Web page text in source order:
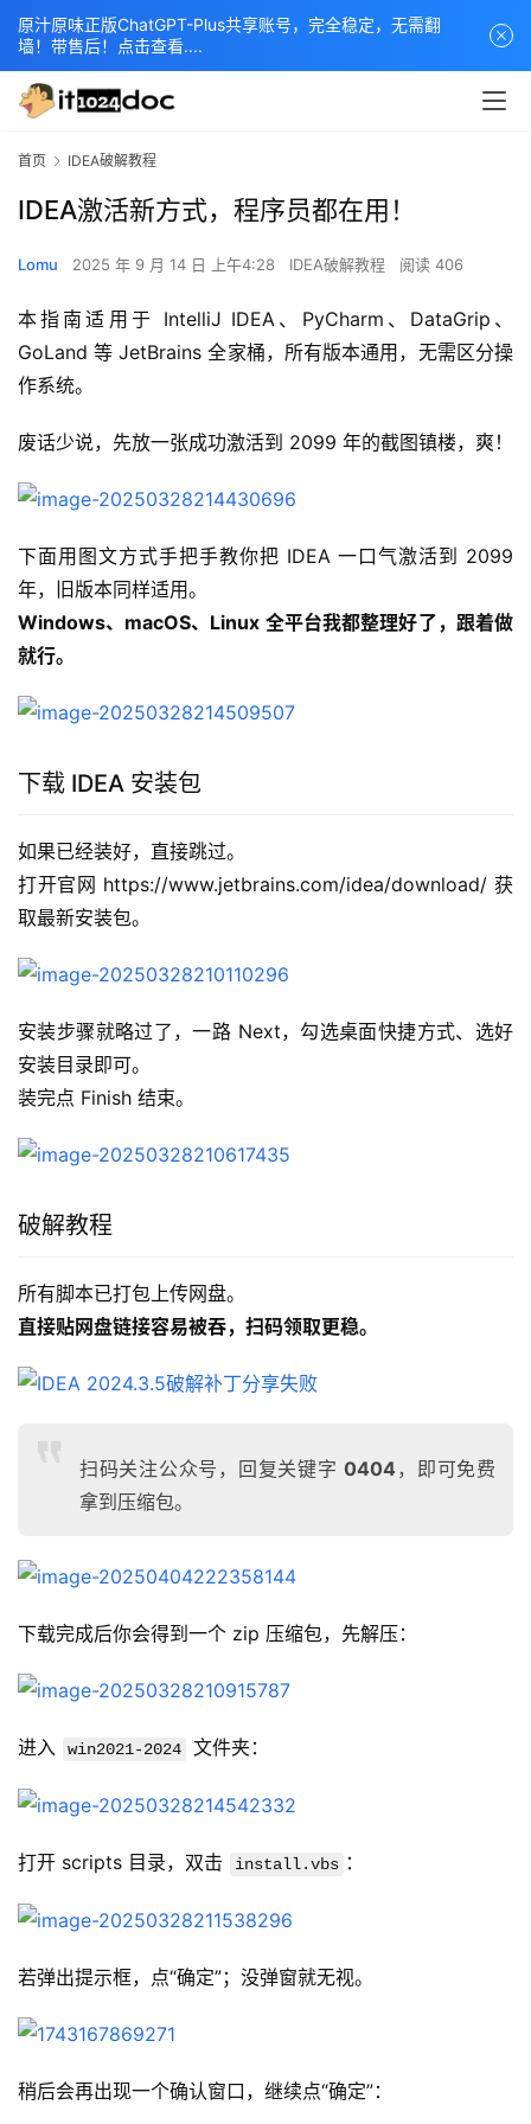
首页 IDEA破解教程
IDEA激活新方式，程序员都在用！
Lomu 2025 年 9 月 14 日 上午4:28 IDEA破解教程 阅读 406
本指南适用于 IntelliJ IDEA、PyCharm、DataGrip、
GoLand 等 JetBrains 全家桶，所有版本通用，无需区分操
作系统。
废话少说，先放一张成功激活到 2099 年的截图镇楼，爽！
下面用图文方式手把手教你把 IDEA 一口气激活到 2099
年，旧版本同样适用。
Windows、macOS、Linux 全平台我都整理好了，跟着做
就行。
下载 IDEA 安装包
如果已经装好，直接跳过。
打开官网 https://www.jetbrains.com/idea/download/ 获
取最新安装包。
安装步骤就略过了，一路 Next，勾选桌面快捷方式、选好
安装目录即可。
装完点 Finish 结束。
破解教程
所有脚本已打包上传网盘。
直接贴网盘链接容易被吞，扫码领取更稳。
扫码关注公众号，回复关键字0404 ，即可免费
拿到压缩包。
下载完成后你会得到一个 zip 压缩包，先解压：
进入 win2021-2024 文件夹：
打开 scripts 目录，双击 install.vbs ：
若弹出提示框，点“确定”；没弹窗就无视。
稍后会再出现一个确认窗口，继续点“确定”：
原汁原味正版ChatGPT-Plus共享账号，完全稳定，无需翻
墙！带售后！点击查看....